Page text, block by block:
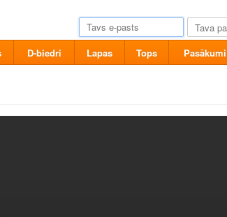
D-biedri Lapas Tops Pasākumi